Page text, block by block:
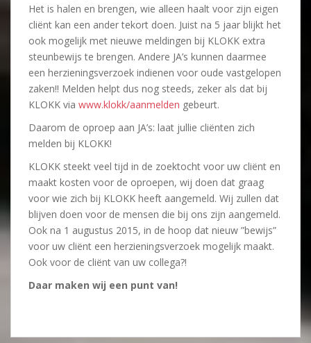
Het is halen en brengen, wie alleen haalt voor zijn eigen
cliënt kan een ander tekort doen. Juist na 5 jaar blijkt het
ook mogelijk met nieuwe meldingen bij KLOKK extra
steunbewijs te brengen. Andere JA’s kunnen daarmee
een herzieningsverzoek indienen voor oude vastgelopen
zaken!! Melden helpt dus nog steeds, zeker als dat bij
KLOKK via www.klokk/aanmelden gebeurt.
Daarom de oproep aan JA’s: laat jullie cliënten zich
melden bij KLOKK!
KLOKK steekt veel tijd in de zoektocht voor uw cliënt en
maakt kosten voor de oproepen, wij doen dat graag
voor wie zich bij KLOKK heeft aangemeld. Wij zullen dat
blijven doen voor de mensen die bij ons zijn aangemeld.
Ook na 1 augustus 2015, in de hoop dat nieuw ”bewijs”
voor uw cliënt een herzieningsverzoek mogelijk maakt.
Ook voor de cliënt van uw collega?!
Daar maken wij een punt van!